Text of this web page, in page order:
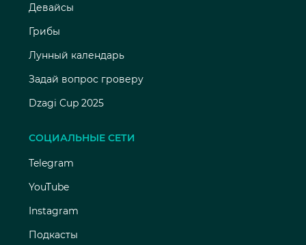
Девайсы
Грибы
Лунный календарь
Задай вопрос гроверу
Dzagi Cup 2025
СОЦИАЛЬНЫЕ СЕТИ
Telegram
YouTube
Instagram
Подкасты